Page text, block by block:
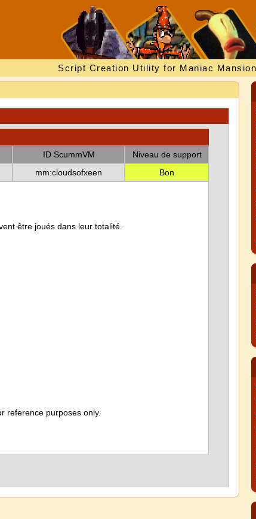
Script Creation Utility for Maniac
ID ScummVM
Niveau de support
mm:cloudsofxeen Bon
être joués dans leur totalité.
reference purposes only.